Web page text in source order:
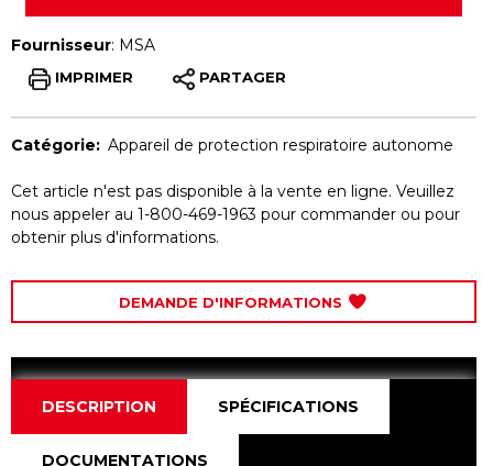
Fournisseur: MSA
IMPRIMER PARTAGER
Catégorie: Appareil de protection respiratoire autonome
Cet article n'est pas disponible à la vente en ligne. Veuillez
nous appeler au 1-800-469-1963 pour commander ou pour
obtenir plus d'informations.
DEMANDE D'INFORMATIONS
DESCRIPTION SPÉCIFICATIONS
DOCUMENTATIONS